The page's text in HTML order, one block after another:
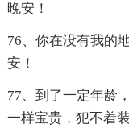
晚安！
76、你在没有我的
安！
77、到了一定年龄
一样宝贵，犯不着